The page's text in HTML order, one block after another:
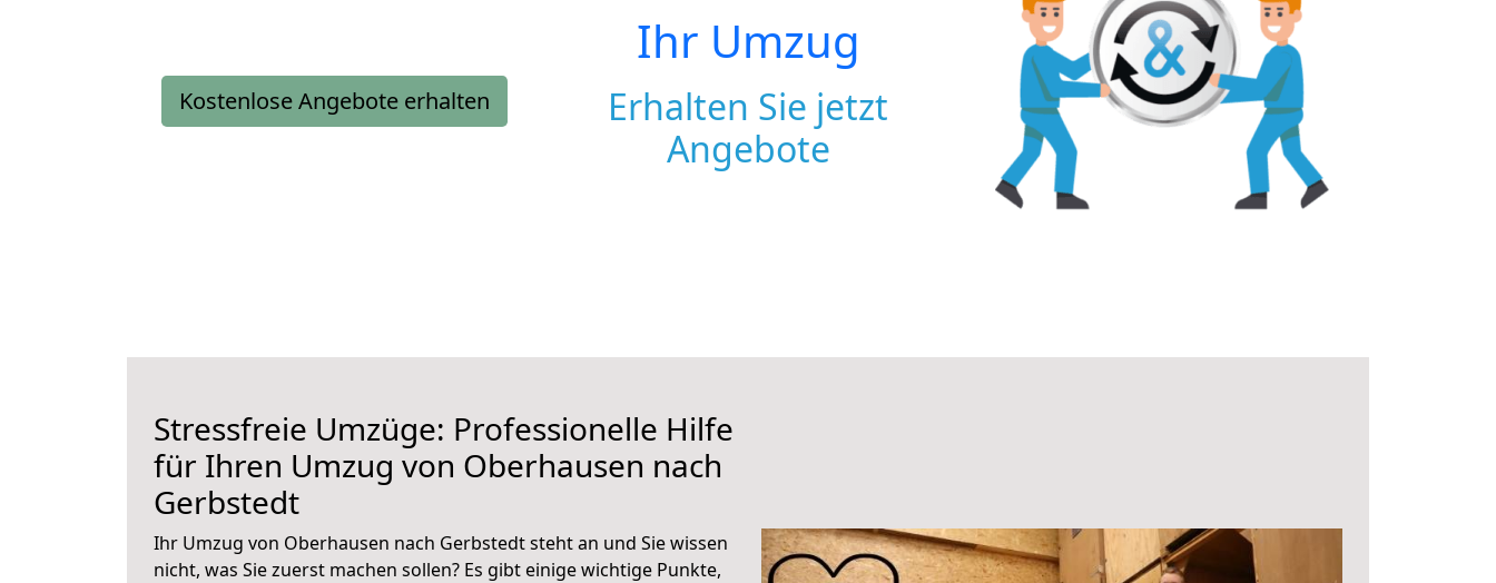
Kostenlose Angebote erhalten
Ihr Umzug
Erhalten Sie jetzt
Angebote
Stressfreie Umzüge: Professionelle Hilfe
für Ihren Umzug von Oberhausen nach
Gerbstedt
Ihr Umzug von Oberhausen nach Gerbstedt steht an und Sie wissen
nicht, was Sie zuerst machen sollen? Es gibt einige wichtige Punkte,